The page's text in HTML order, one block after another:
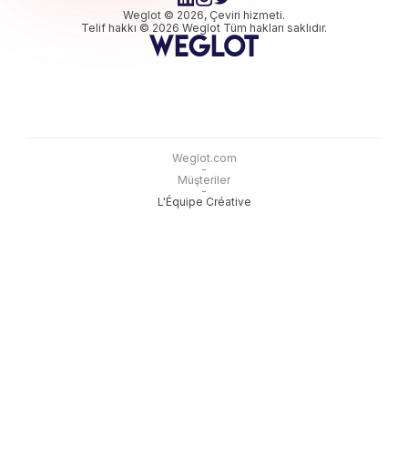
Weglot © 2026, Çeviri hizmeti.
Telif hakkı © 2026 Weglot Tüm hakları saklıdır.
Weglot.com
-
Müşteriler
-
L'Équipe Créative